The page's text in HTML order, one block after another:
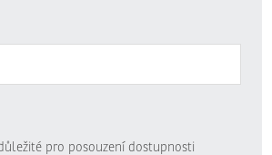
pro posouzení dostupnosti